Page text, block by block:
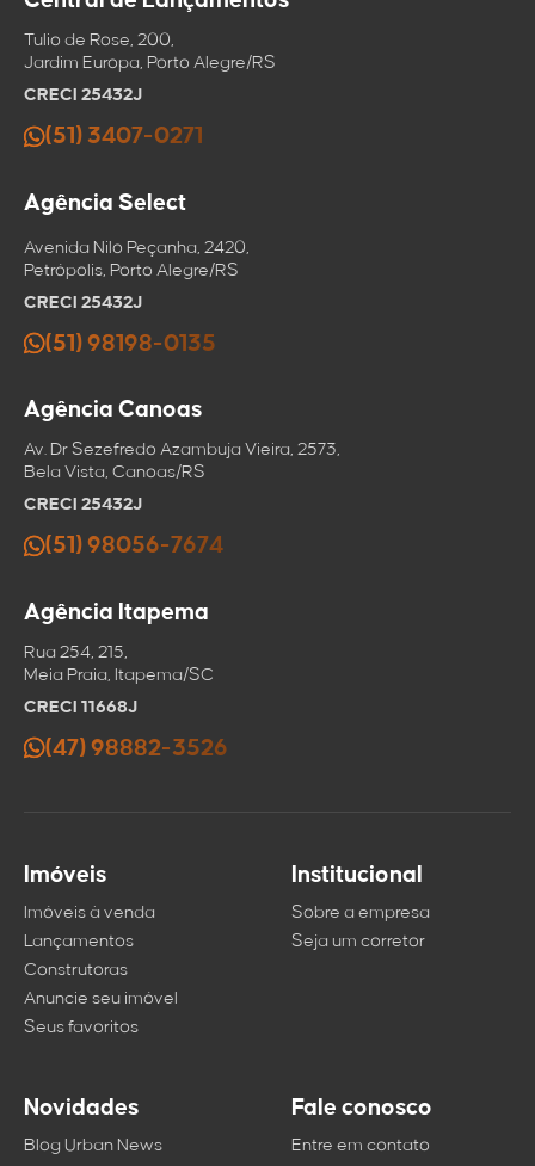
Copiar link
clipboard
Tulio de Rose, 200,
Jardim Europa, Porto Alegre/RS
CRECI 25432J
(51) 3407-0271
Agência Select
Avenida Nilo Peçanha, 2420,
Petrópolis, Porto Alegre/RS
CRECI 25432J
(51) 98198-0135
Agência Canoas
Av. Dr Sezefredo Azambuja Vieira, 2573,
Bela Vista, Canoas/RS
CRECI 25432J
(51) 98056-7674
Agência Itapema
Rua 254, 215,
Meia Praia, Itapema/SC
CRECI 11668J
(47) 98882-3526
Imóveis
Imóveis à venda
Lançamentos
Construtoras
Anuncie seu imóvel
Seus favoritos
Institucional
Sobre a empresa
Seja um corretor
Novidades
Blog Urban News
Fale conosco
Entre em contato